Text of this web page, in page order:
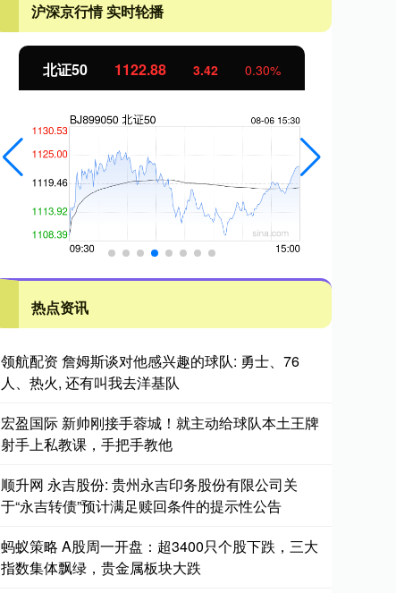
沪深京行情 实时轮播
北证50 1122.88 3.42 0.30%
热点资讯
领航配资 詹姆斯谈对他感兴趣的球队: 勇士、76
人、热火, 还有叫我去洋基队
宏盈国际 新帅刚接手蓉城！就主动给球队本土王牌
射手上私教课，手把手教他
顺升网 永吉股份: 贵州永吉印务股份有限公司关
于“永吉转债”预计满足赎回条件的提示性公告
蚂蚁策略 A股周一开盘：超3400只个股下跌，三大
指数集体飘绿，贵金属板块大跌